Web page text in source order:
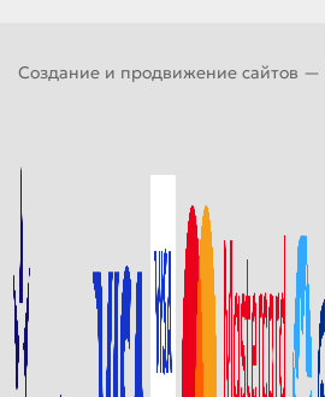
Создание и продвижение сайтов —